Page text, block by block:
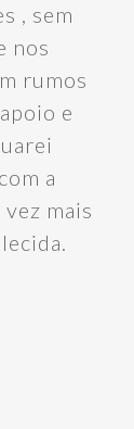
, sem
nos
rumos
e
a
mais